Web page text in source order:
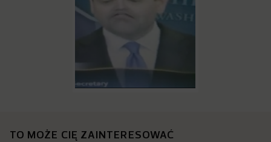
TO MOŻE CIĘ ZAINTERESOWAĆ